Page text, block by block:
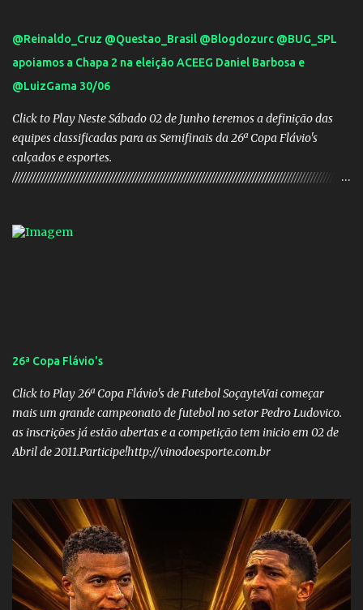
@Reinaldo_Cruz @Questao_Brasil @Blogdozurc @BUG_SPL
apoiamos a Chapa 2 na eleição ACEEG Daniel Barbosa e
@LuizGama 30/06
Click to Play Neste Sábado 02 de Junho teremos a definição das
equipes classificadas para as Semifinais da 26ª Copa Flávio's
calçados e esportes.
////////////////////////////////////////////////////////////////////////////////////////////////////////
dos Santos Veículo: Rádio 730 TESOUREIRO Nome: Cleison
Castro Lino Veículo: TV Anhanguera Membro 03: Nome: Adolfo
Campos Filho Veículo: Rádio Difusora SUPLENTES: Membro 01:
Nome: Victor Hugo de Araújo Veículo: Equipe do Mané Membro
02: Nome: Custódio Ricardo soares Teixeira Veículo: Rádio ...
26ª Copa Flávio's
Click to Play 26ª Copa Flávio's de Futebol SoçayteVai começar
mais um grande campeonato de futebol no setor Pedro Ludovico.
as inscrições já estão abertas e a competição tem inicio em 02 de
Abril de 2011.Participe!http://vinodoesporte.com.br